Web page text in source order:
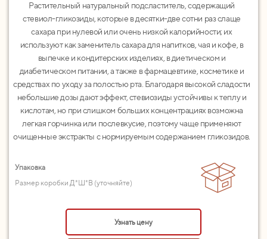
Растительный натуральный подсластитель, содержащий
стевиол-гликозиды, которые в десятки-две сотни раз слаще
сахара при нулевой или очень низкой калорийности; их
используют как заменитель сахара для напитков, чая и кофе, в
выпечке и кондитерских изделиях, в диетическом и
диабетическом питании, а также в фармацевтике, косметике и
средствах по уходу за полостью рта. Благодаря высокой сладости
небольшие дозы дают эффект, стевиозиды устойчивы к теплу и
кислотам, но при слишком больших концентрациях возможна
легкая горчинка или послевкусие, поэтому чаще применяют
очищенные экстракты с нормируемым содержанием гликозидов.
Упаковка
Размер коробки Д*Ш*В (уточняйте)
Узнать цену